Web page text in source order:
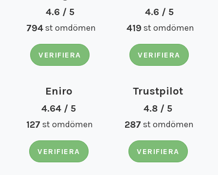
4.6 / 5
794 st omdömen
VERIFIERA
4.6 / 5
419 st omdömen
VERIFIERA
Eniro
4.64 / 5
127 st omdömen
VERIFIERA
Trustpilot
4.8 / 5
287 st omdömen
VERIFIERA